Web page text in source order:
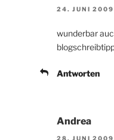
24. JUNI 2009
wunderbar
Antworten
Andrea
28. JUNI 2009